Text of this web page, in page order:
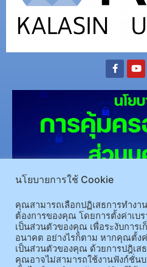
(อ.นามน)13 หมู่ 14 ต.สงเปลือย อ.นามน จ.กา
(อ.เมือง)62/1 ถ.เกษตรสมบูรณ์ ต.กาฬสินธุ์ อ.เมือ
นโยบายการใช้ Cookie
คุณสามารถเลือกปฏิเสธการทำง
ต้องการของคุณ โดยการตั้งค่าเบ
เป็นส่วนตัวของคุณ เพื่อระงับการ
อนาคต อย่างไรก็ตาม หากคุณตั้งค่
เป็นส่วนตัวของคุณ ด้วยการปฎิเส
คุณอาจไม่สามารถใช้งานฟังก์ชั่น